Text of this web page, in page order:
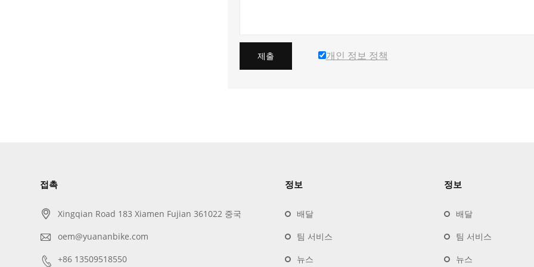
제출 개인 정보 정책
접촉
 Xingqian Road 183 Xiamen Fujian 361022 중국
 oem@yuananbike.com
 +86 13509518550
정보
배달
팀 서비스
뉴스
정보
배달
팀 서비스
뉴스